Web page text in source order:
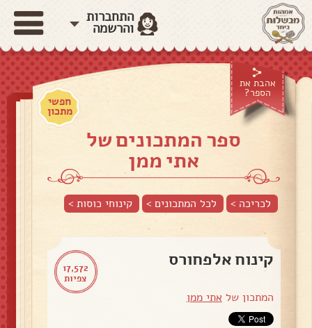
התחברות
והרשמה
אהבת את
הספר?
חפשי
מתכון
ספר המתכונים של
אתי ממן
לכריכה > לכל המתכונים > קינוחי כוסות>
17,572
צפיות
קינוח אלפחורס
המתכון של אתי ממן